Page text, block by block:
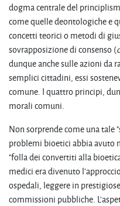
dogma centrale del
come quelle deontologiche e
concetti teorici o metodi di
sovrapposizione di consenso (
dunque anche sulle azioni da
semplici cittadini, essi
comune. I quattro principi,
morali comuni.
Non sorprende come una
problemi bioetici abbia avuto
"folla dei convertiti alla
medici era divenuto
ospedali, leggere in
commissioni pubbliche.